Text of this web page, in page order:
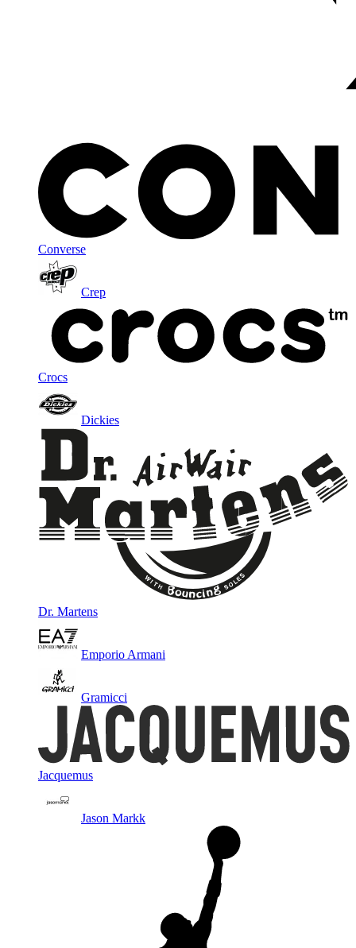
Converse
Crep
Crocs
Dickies
Dr. Martens
Emporio Armani
Gramicci
Jacquemus
Jason Markk